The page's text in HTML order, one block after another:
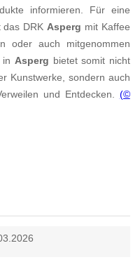
informieren. Für eine
das DRKAsperg mit Kaffee
oder auch mitgenommen
inAsperg bietet somit nicht
Kunstwerke, sondern auch
und Entdecken. (©